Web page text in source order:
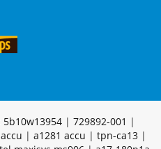
5b10w13954 | 729892-001 |
| a1281 accu | tpn-ca13|